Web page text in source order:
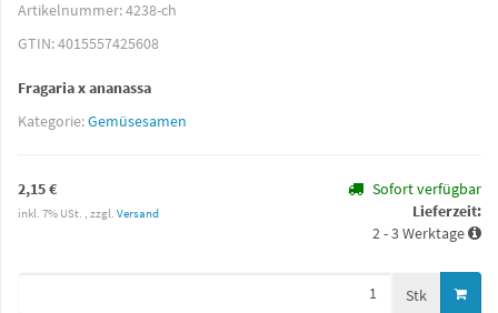
Artikelnummer:4238-ch
GTIN:4015557425608
Fragaria x ananassa
Kategorie:Gemüsesamen
2,15 €
inkl. 7% USt. , zzgl. Versand
Sofort verfügbar
Lieferzeit:
2 - 3 Werktage
Stk